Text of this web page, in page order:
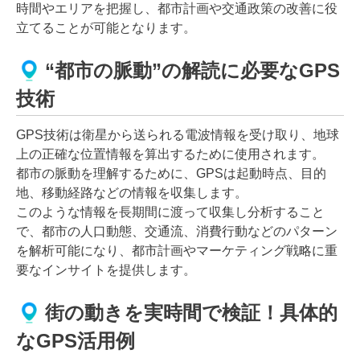
時間やエリアを把握し、都市計画や交通政策の改善に役
立てることが可能となります。
“都市の脈動”の解読に必要なGPS
技術
GPS技術は衛星から送られる電波情報を受け取り、地球
上の正確な位置情報を算出するために使用されます。
都市の脈動を理解するために、GPSは起動時点、目的
地、移動経路などの情報を収集します。
このような情報を長期間に渡って収集し分析すること
で、都市の人口動態、交通流、消費行動などのパターン
を解析可能になり、都市計画やマーケティング戦略に重
要なインサイトを提供します。
街の動きを実時間で検証！具体的
なGPS活用例